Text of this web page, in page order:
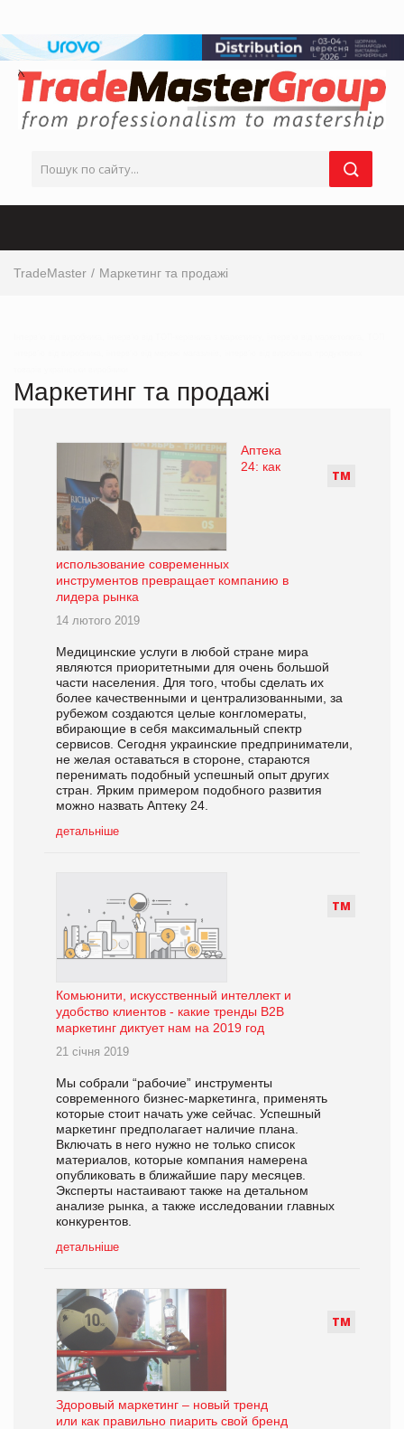
TradeMaster Маркетинг та продажі
Маркетинг та продажі
ТМ
Аптека
24: как
использование современных
инструментов превращает компанию в
лидера рынка
14 лютого 2019
Медицинские услуги в любой стране мира
являются приоритетными для очень большой
части населения. Для того, чтобы сделать их
более качественными и централизованными, за
рубежом создаются целые конгломераты,
вбирающие в себя максимальный спектр
сервисов. Сегодня украинские предприниматели,
не желая оставаться в стороне, стараются
перенимать подобный успешный опыт других
стран. Ярким примером подобного развития
можно назвать Аптеку 24.
детальніше
ТМ
Комьюнити, искусственный интеллект и
удобство клиентов - какие тренды B2B
маркетинг диктует нам на 2019 год
21 січня 2019
Мы собрали “рабочие” инструменты
современного бизнес-маркетинга, применять
которые стоит начать уже сейчас. Успешный
маркетинг предполагает наличие плана.
Включать в него нужно не только список
материалов, которые компания намерена
опубликовать в ближайшие пару месяцев.
Эксперты настаивают также на детальном
анализе рынка, а также исследовании главных
конкурентов.
детальніше
ТМ
Здоровый маркетинг – новый тренд
или как правильно пиарить свой бренд